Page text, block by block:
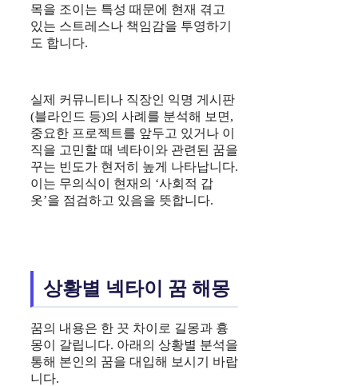
목을 조이는 특성 때문에 현재 겪고
있는 스트레스나 책임감을 투영하기
도 합니다.
실제 커뮤니티나 직장인 익명 게시판
(블라인드 등)의 사례를 분석해 보면,
중요한 프로젝트를 앞두고 있거나 이
직을 고민할 때 넥타이와 관련된 꿈을
꾸는 빈도가 현저히 높게 나타납니다.
이는 무의식이 현재의 ‘사회적 갑
옷’을 점검하고 있음을 뜻합니다.
상황별 넥타이 꿈 해몽
꿈의 내용은 한 끗 차이로 길몽과 흉
몽이 갈립니다. 아래의 상황별 분석을
통해 본인의 꿈을 대입해 보시기 바랍
니다.